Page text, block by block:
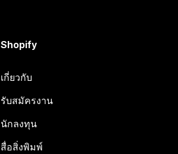
Shopify
เกี่ยวกับ
รับสมัครงาน
นักลงทุน
สื่อสิ่งพิมพ์